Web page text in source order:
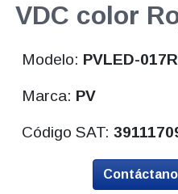
VDC color
Modelo: PVLED-
Marca: PV
Código SAT: